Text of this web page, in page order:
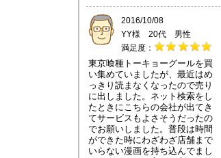
2016/10/08
YY様 20代 男性
満足度：
東京喰種トーキョーグールを買
い集めていましたが、最近はめ
っきり読まなくなったので売り
に出しました。ネット検索をし
たときにこちらの会社が出てき
てサービスもよさそうだったの
でお願いしました。普段は時間
ができた時にわざわざ店舗まで
いらない漫画を持ち込んでまし